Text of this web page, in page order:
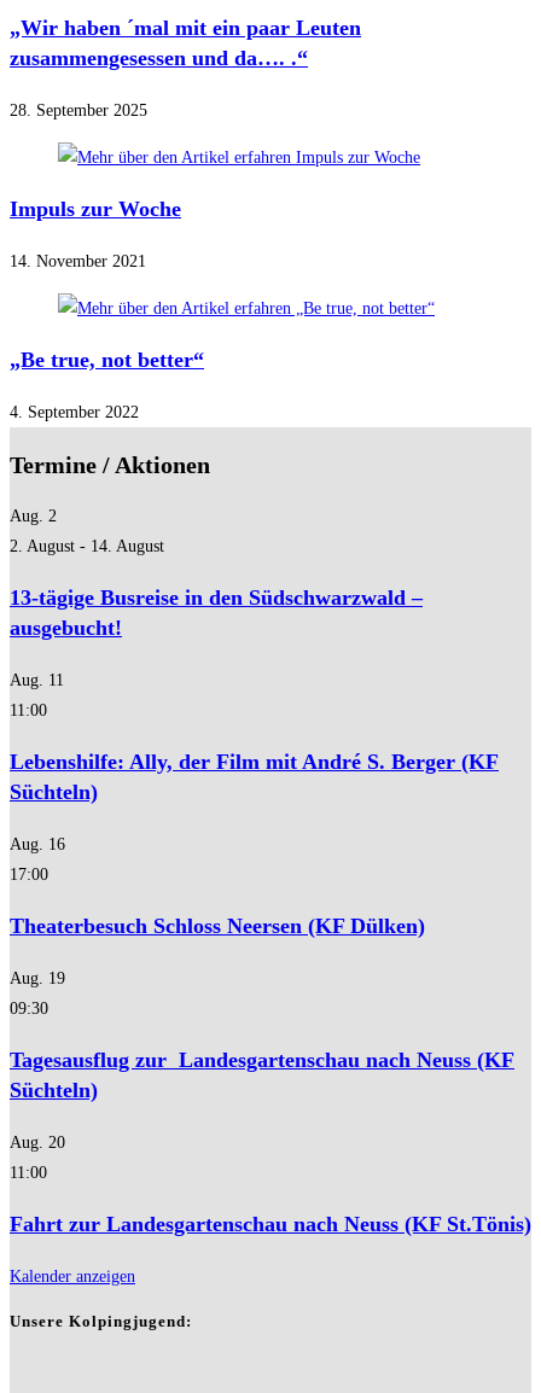
„Wir haben ´mal mit ein paar Leuten
zusammengesessen und da…. .“
28. September 2025
Impuls zur Woche
14. November 2021
„Be true, not better“
4. September 2022
Termine / Aktionen
Aug. 2
2. August - 14. August
13-tägige Busreise in den Südschwarzwald –
ausgebucht!
Aug. 11
11:00
Lebenshilfe: Ally, der Film mit André S. Berger (KF
Süchteln)
Aug. 16
17:00
Theaterbesuch Schloss Neersen (KF Dülken)
Aug. 19
09:30
Tagesausflug zur Landesgartenschau nach Neuss (KF
Süchteln)
Aug. 20
11:00
Fahrt zur Landesgartenschau nach Neuss (KF St.Tönis)
Kalender anzeigen
Unsere Kolpingjugend: